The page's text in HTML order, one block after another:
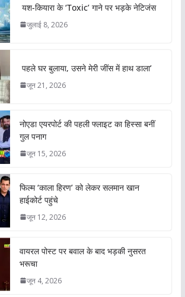
यश-कियारा के ‘Toxic’ गाने पर भड़के नेटिजंस
जुलाई 8, 2026
पहले घर बुलाया, उसने मेरी जींस में हाथ डाला’
जून 21, 2026
नोएडा एयरपोर्ट की पहली फ्लाइट का हिस्सा बनीं
गुल पनाग
जून 15, 2026
फिल्म ‘काला हिरण’ को लेकर सलमान खान
हाईकोर्ट पहुंचे
जून 12, 2026
वायरल पोस्ट पर बवाल के बाद भड़की नुसरत
भरूचा
जून 4, 2026